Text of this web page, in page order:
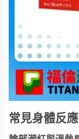
常見身體反